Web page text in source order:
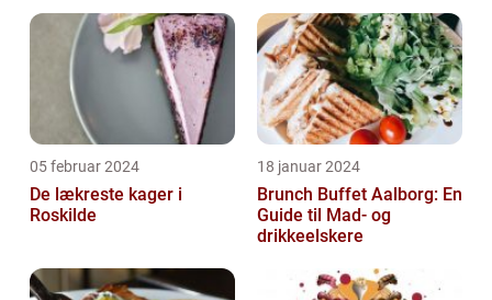
05 februar 2024
De lækreste kager i
Roskilde
18 januar 2024
Brunch Buffet Aalborg: En
Guide til Mad- og
drikkeelskere